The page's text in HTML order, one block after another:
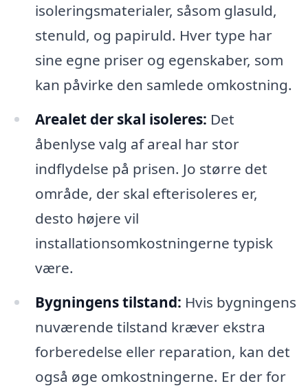
isoleringsmaterialer, såsom glasuld,
stenuld, og papiruld. Hver type har
sine egne priser og egenskaber, som
kan påvirke den samlede omkostning.
Arealet der skal isoleres: Det
åbenlyse valg af areal har stor
indflydelse på prisen. Jo større det
område, der skal efterisoleres er,
desto højere vil
installationsomkostningerne typisk
være.
Bygningens tilstand: Hvis bygningens
nuværende tilstand kræver ekstra
forberedelse eller reparation, kan det
også øge omkostningerne. Er der for